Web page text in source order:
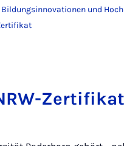
Bildungsinnovationen und
Zertifikat